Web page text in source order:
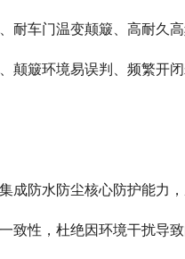
耐车门温变颠簸、高耐久
颠簸环境易误判、频繁开
致性，杜绝因环境干扰导致